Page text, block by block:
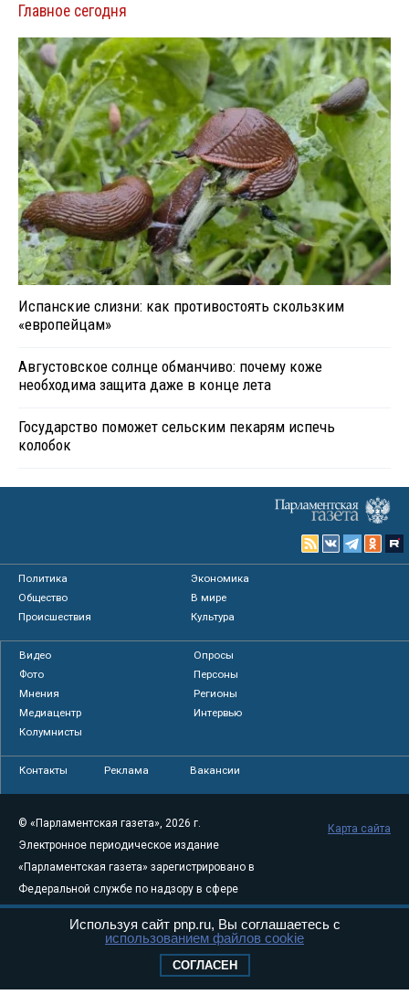
Главное сегодня
Испанские слизни: как противостоять скользким
«европейцам»
Августовское солнце обманчиво: почему коже
необходима защита даже в конце лета
Государство поможет сельским пекарям испечь
колобок
Политика
Экономика
Общество
В мире
Происшествия
Культура
Видео
Опросы
Фото
Персоны
Мнения
Регионы
Медиацентр
Интервью
Колумнисты
Контакты Реклама Вакансии
© «Парламентская газета», 2026 г.
Электронное периодическое издание
«Парламентская газета» зарегистрировано в
Федеральной службе по надзору в сфере
связи, информационных технологий и
массовых коммуникаций (Роскомнадзор) 05
Свидетельство о регистрации Эл № ФС77-
Карта сайта
Используя сайт pnp.ru, Вы соглашаетесь с
использованием файлов cookie
СОГЛАСЕН